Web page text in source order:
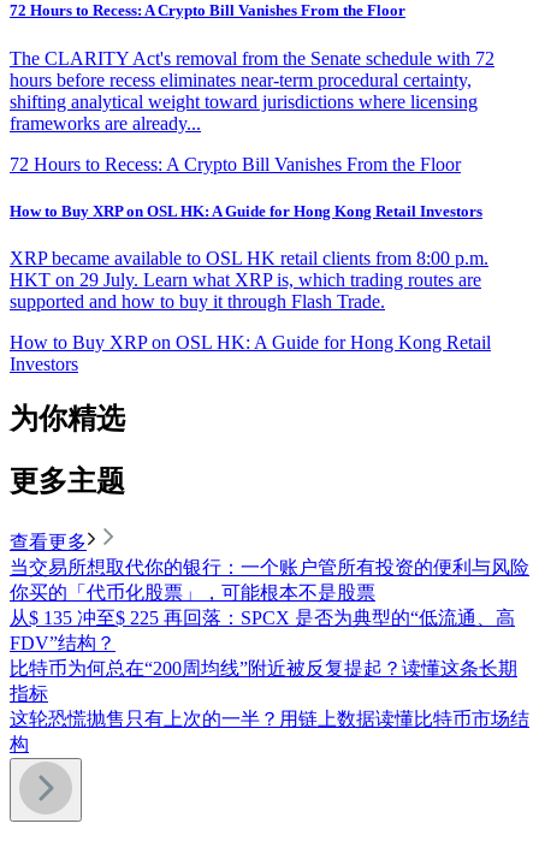
72 Hours to Recess: A Crypto Bill Vanishes From the Floor
The CLARITY Act's removal from the Senate schedule with 72
hours before recess eliminates near-term procedural certainty,
shifting analytical weight toward jurisdictions where licensing
frameworks are already...
72 Hours to Recess: A Crypto Bill Vanishes From the Floor
How to Buy XRP on OSL HK: A Guide for Hong Kong Retail Investors
XRP became available to OSL HK retail clients from 8:00 p.m.
HKT on 29 July. Learn what XRP is, which trading routes are
supported and how to buy it through Flash Trade.
How to Buy XRP on OSL HK: A Guide for Hong Kong Retail
Investors
为你精选
更多主题
查看更多
当交易所想取代你的银行：一个账户管所有投资的便利与风险
你买的「代币化股票」，可能根本不是股票
从$ 135 冲至$ 225 再回落：SPCX 是否为典型的“低流通、高
FDV”结构？
比特币为何总在“200周均线”附近被反复提起？读懂这条长期
指标
这轮恐慌抛售只有上次的一半？用链上数据读懂比特币市场结
构